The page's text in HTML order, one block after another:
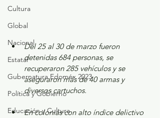
Cultura
Global
Nacional
Estatal
Gubernatura Edoméx 2023
Política y Gobierno
Educación y Cultura
Del 25 al 30 de marzo fueron
detenidas 684 personas, se
recuperaron 285 vehículos y se
aseguraron más de 40 armas y
diversos cartuchos.
En colonias con alto índice delictivo